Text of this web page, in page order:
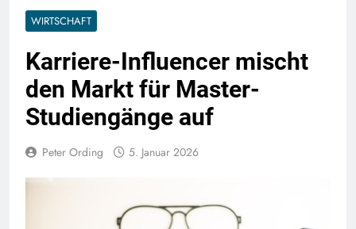
WIRTSCHAFT
Karriere-Influencer mischt
den Markt für Master-
Studiengänge auf
Peter Ording 5. Januar 2026